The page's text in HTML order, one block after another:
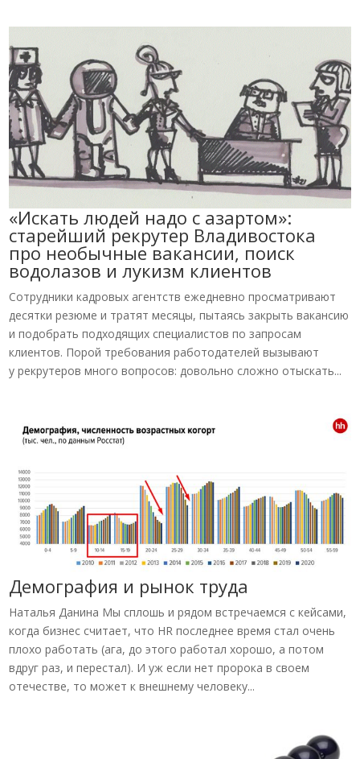
«Искать людей надо с азартом»:
старейший рекрутер Владивостока
про необычные вакансии, поиск
водолазов и лукизм клиентов
Сотрудники кадровых агентств ежедневно просматривают
десятки резюме и тратят месяцы, пытаясь закрыть вакансию
и подобрать подходящих специалистов по запросам
клиентов. Порой требования работодателей вызывают
у рекрутеров много вопросов: довольно сложно отыскать...
Демография и рынок труда
Наталья Данина Мы сплошь и рядом встречаемся с кейсами,
когда бизнес считает, что HR последнее время стал очень
плохо работать (ага, до этого работал хорошо, а потом
вдруг раз, и перестал). И уж если нет пророка в своем
отечестве, то может к внешнему человеку...